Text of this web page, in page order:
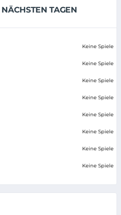
TAGEN
Keine Spiele
Keine Spiele
Keine Spiele
Keine Spiele
Keine Spiele
Keine Spiele
Keine Spiele
Keine Spiele